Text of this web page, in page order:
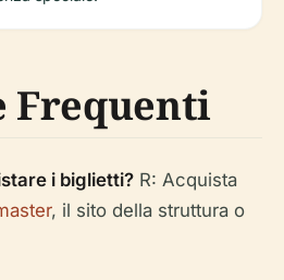
Frequenti
i biglietti? R: Acquista
, il sito della struttura o